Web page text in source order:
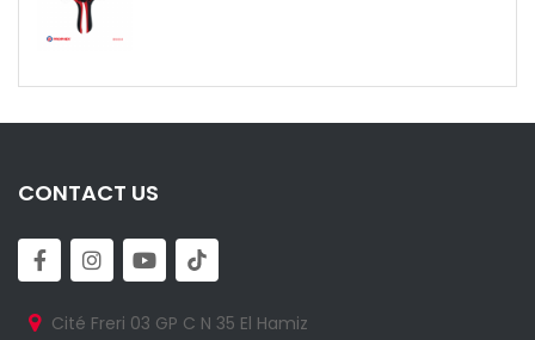
CONTACT US
Cité Freri 03 GP C N 35 El Hamiz